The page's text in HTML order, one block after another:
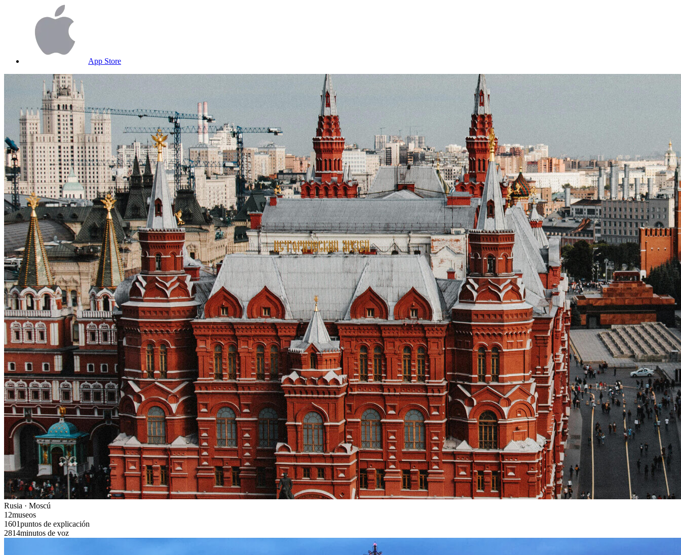
App Store
Rusia · Moscú
12museos
1601puntos de explicación
2814minutos de voz